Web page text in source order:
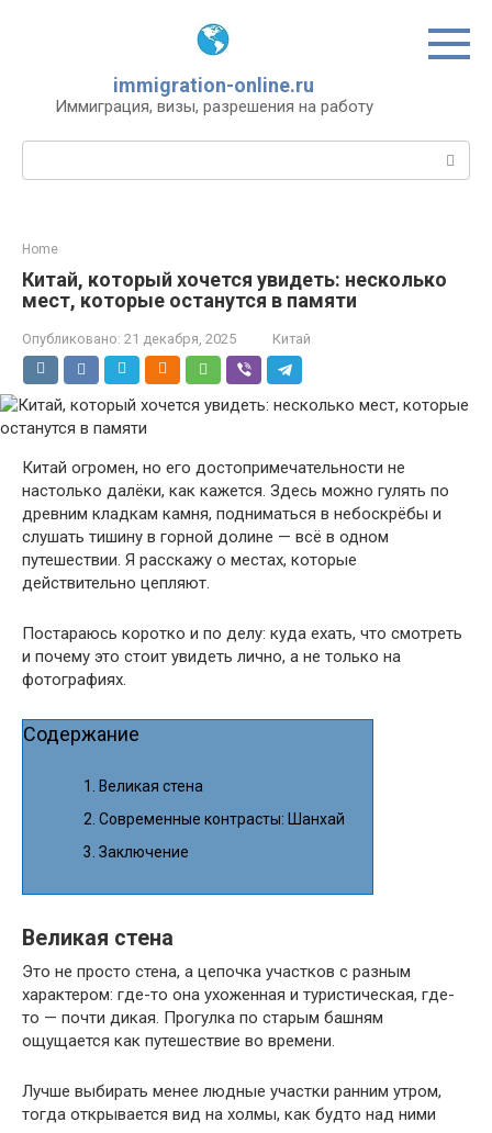
immigration-online.ru
Иммиграция, визы, разрешения на работу
Home
Китай, который хочется увидеть: несколько
мест, которые останутся в памяти
Опубликовано: 21 декабря, 2025 Китай
Китай огромен, но его достопримечательности не
настолько далёки, как кажется. Здесь можно гулять по
древним кладкам камня, подниматься в небоскрёбы и
слушать тишину в горной долине — всё в одном
путешествии. Я расскажу о местах, которые
действительно цепляют.
Постараюсь коротко и по делу: куда ехать, что смотреть
и почему это стоит увидеть лично, а не только на
фотографиях.
Содержание
Великая стена
Современные контрасты: Шанхай
Заключение
Великая стена
Это не просто стена, а цепочка участков с разным
характером: где-то она ухоженная и туристическая, где-
то — почти дикая. Прогулка по старым башням
ощущается как путешествие во времени.
Лучше выбирать менее людные участки ранним утром,
тогда открывается вид на холмы, как будто над ними